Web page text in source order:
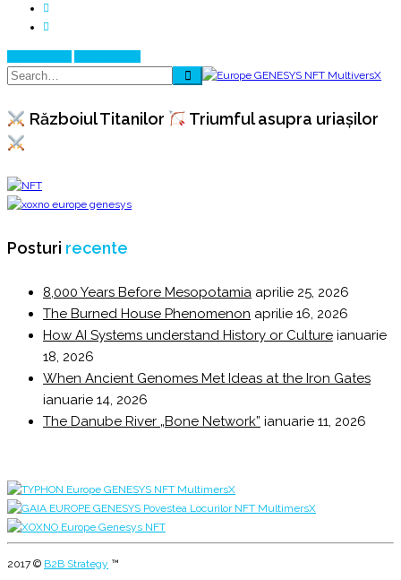
Războiul Titanilor Triumful asupra uriașilor
Posturi recente
8,000 Years Before Mesopotamia aprilie 25, 2026
The Burned House Phenomenon aprilie 16, 2026
How AI Systems understand History or Culture ianuarie
18, 2026
When Ancient Genomes Met Ideas at the Iron Gates
ianuarie 14, 2026
The Danube River „Bone Network” ianuarie 11, 2026
2017 © B2B Strategy ™